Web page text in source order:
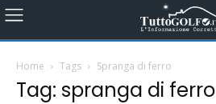
Home Tags Spranga di ferro
Tag: spranga di ferro